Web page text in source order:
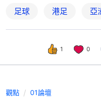
足球 港足 亞
1 0
觀點 01論壇